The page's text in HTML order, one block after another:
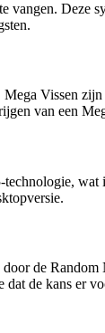
Vissen
van een
de
de kans er